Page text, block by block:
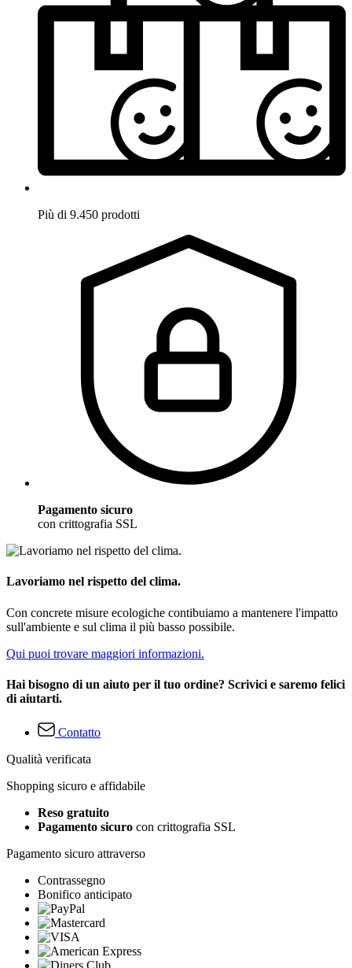
Più di 9.450 prodotti
Pagamento sicuro
con crittografia SSL
Lavoriamo nel rispetto del clima.
Con concrete misure ecologiche contibuiamo a mantenere l'impatto
sull'ambiente e sul clima il più basso possibile.
Qui puoi trovare maggiori informazioni.
Hai bisogno di un aiuto per il tuo ordine? Scrivici e saremo felici
di aiutarti.
Contatto
Qualità verificata
Shopping sicuro e affidabile
Reso gratuito
Pagamento sicuro con crittografia SSL
Pagamento sicuro attraverso
Contrassegno
Bonifico anticipato